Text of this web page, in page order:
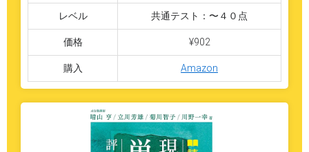
レベル 共通テスト：〜４０点
価格 ¥902
購入 Amazon